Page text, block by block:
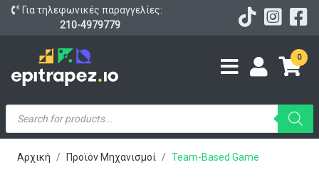
Για τηλεφωνικές παραγγελίες:
210-4979779
0
Products
search
Αρχική Προϊόν Μηχανισμοί Team-Based Game